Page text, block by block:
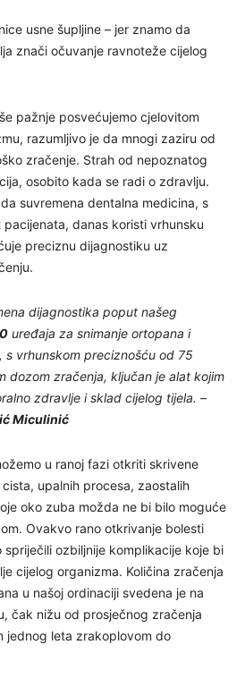
usne šupljine – jer znamo da
znači očuvanje ravnoteže cijelog
pažnje posvećujemo cjelovitom
razumljivo je da mnogi zaziru od
zračenje. Strah od nepoznatog
osobito kada se radi o zdravlju.
suvremena dentalna medicina, s
danas koristi vrhunsku
preciznu dijagnostiku uz
dijagnostika poput našeg
uređaja za snimanje ortopana i
s vrhunskom preciznošću od 75
dozom zračenja, ključan je alat kojim
zdravlje i sklad cijelog tijela. –
Miculinić
u ranoj fazi otkriti skrivene
upalnih procesa, zaostalih
oko zuba možda ne bi bilo moguće
Ovakvo rano otkrivanje bolesti
spriječili ozbiljnije komplikacije koje bi
cijelog organizma. Količina zračenja
u našoj ordinaciji svedena je na
čak nižu od prosječnog zračenja
jednog leta zrakoplovom do